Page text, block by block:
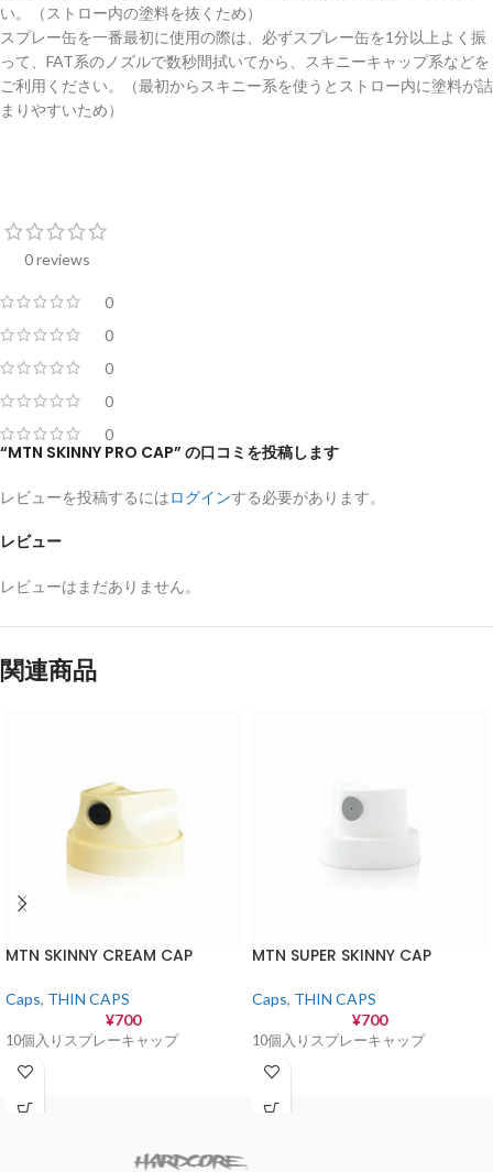
い。（ストロー内の塗料を抜くため）
スプレー缶を一番最初に使用の際は、必ずスプレー缶を1分以上よく振
って、FAT系のノズルで数秒間拭いてから、スキニーキャップ系などを
ご利用ください。（最初からスキニー系を使うとストロー内に塗料が詰
まりやすいため）
0 reviews
0
0
0
0
0
レビュー
レビューはまだありません。
“MTN SKINNY PRO CAP” の口コミを投稿します
レビューを投稿するにはログインする必要があります。
関連商品
MTN SKINNY CREAM CAP
Caps, THIN CAPS
¥700
10個入りスプレーキャップ
MTN SUPER SKINNY CAP
Caps, THIN CAPS
¥700
10個入りスプレーキャップ